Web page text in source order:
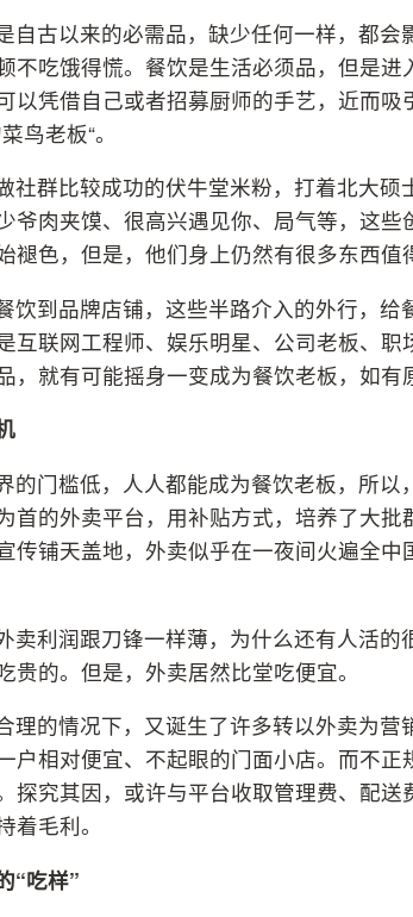
自古以来的必需品，缺少任何一样，都会
不吃饿得慌。餐饮是生活必须品，但是
以凭借自己或者招募厨师的手艺，近而
鸟老板“。
社群比较成功的伏牛堂米粉，打着北大硕
爷肉夹馍、很高兴遇见你、局气等，这
褪色，但是，他们身上仍然有很多东西值
饮到品牌店铺，这些半路介入的外行，
互联网工程师、娱乐明星、公司老板、
，就有可能摇身一变成为餐饮老板，如有
的门槛低，人人都能成为餐饮老板，所
首的外卖平台，用补贴方式，培养了大
传铺天盖地，外卖似乎在一夜间火遍全
卖利润跟刀锋一样薄，为什么还有人活
贵的。但是，外卖居然比堂吃便宜。
理的情况下，又诞生了许多转以外卖为
户相对便宜、不起眼的门面小店。而不
探究其因，或许与平台收取管理费、配
着毛利。
“吃样”